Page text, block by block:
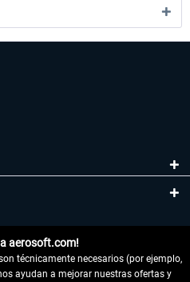
aerosoft.com!
técnicamente necesarios (por ejemplo,
ayudan a mejorar nuestras ofertas y